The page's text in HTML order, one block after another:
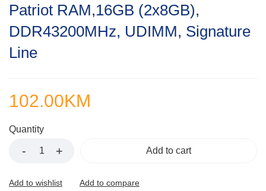
of
5
Patriot RAM,16GB (2x8GB),
DDR43200MHz, UDIMM, Signature
Line
102.00KM
Quantity
Add to cart